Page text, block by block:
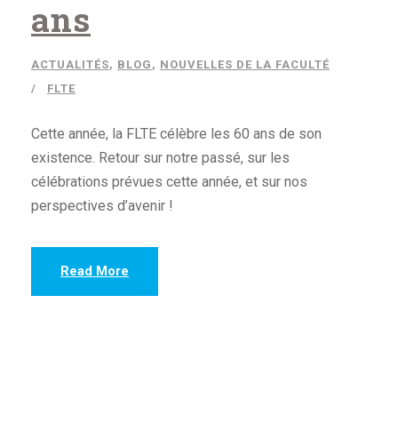
ans
ACTUALITÉS, BLOG , NOUVELLES DE LA FACULTÉ
FLTE
Cette année, la FLTE célèbre les 60 ans de son
existence. Retour sur notre passé, sur les
célébrations prévues cette année, et sur nos
perspectives d’avenir !
Read More